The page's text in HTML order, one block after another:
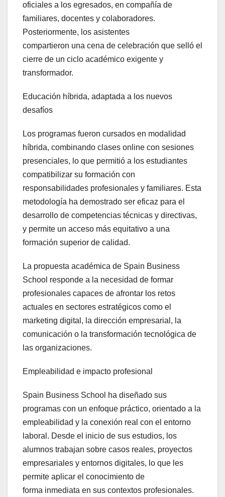
oficiales a los egresados, en compañía de
familiares, docentes y colaboradores.
Posteriormente, los asistentes
compartieron una cena de celebración que selló el
cierre de un ciclo académico exigente y
transformador.
Educación híbrida, adaptada a los nuevos
desafíos
Los programas fueron cursados en modalidad
híbrida, combinando clases online con sesiones
presenciales, lo que permitió a los estudiantes
compatibilizar su formación con
responsabilidades profesionales y familiares. Esta
metodología ha demostrado ser eficaz para el
desarrollo de competencias técnicas y directivas,
y permite un acceso más equitativo a una
formación superior de calidad.
La propuesta académica de Spain Business
School responde a la necesidad de formar
profesionales capaces de afrontar los retos
actuales en sectores estratégicos como el
marketing digital, la dirección empresarial, la
comunicación o la transformación tecnológica de
las organizaciones.
Empleabilidad e impacto profesional
Spain Business School ha diseñado sus
programas con un enfoque práctico, orientado a la
empleabilidad y la conexión real con el entorno
laboral. Desde el inicio de sus estudios, los
alumnos trabajan sobre casos reales, proyectos
empresariales y entornos digitales, lo que les
permite aplicar el conocimiento de
forma inmediata en sus contextos profesionales.